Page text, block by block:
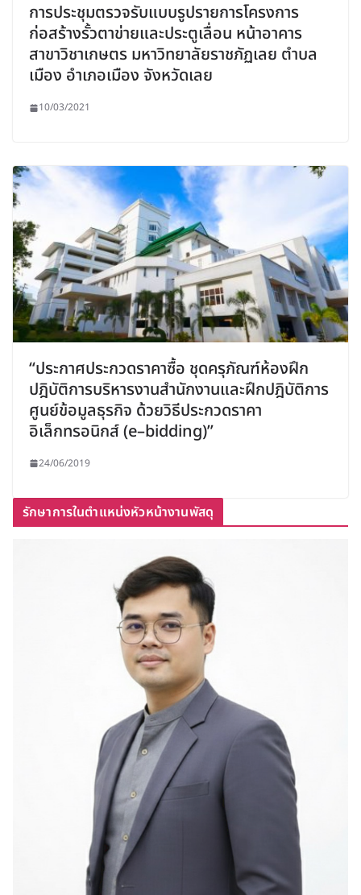
การประชุมตรวจรับแบบรูปรายการโครงการ
ก่อสร้างรั้วตาข่ายและประตูเลื่อน หน้าอาคาร
สาขาวิชาเกษตร มหาวิทยาลัยราชภัฏเลย ตำบล
เมือง อำเภอเมือง จังหวัดเลย
10/03/2021
“ประกาศประกวดราคาซื้อ ชุดครุภัณฑ์ห้องฝึก
ปฎิบัติการบริหารงานสำนักงานและฝึกปฎิบัติการ
ศูนย์ข้อมูลธุรกิจ ด้วยวิธีประกวดราคา
อิเล็กทรอนิกส์ (e–bidding)”
24/06/2019
รักษาการในตำแหน่งหัวหน้างานพัสดุ